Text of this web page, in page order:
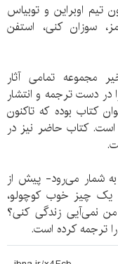
تیم اوبراین و توبیاس
سوزان کنی، استفن
مجموعه تمامی آثار
در دست ترجمه و انتشار
است. حاصل امر، بیش از ۱۰۰ عنوان کتاب بوده که تاکنون
است. کتاب حاضر نیز در
شمار می‌رود- پیش از
یک چیز خوب کوچولو،
نمی‌آیی زندگی کنی؟
ترجمه کرده است.